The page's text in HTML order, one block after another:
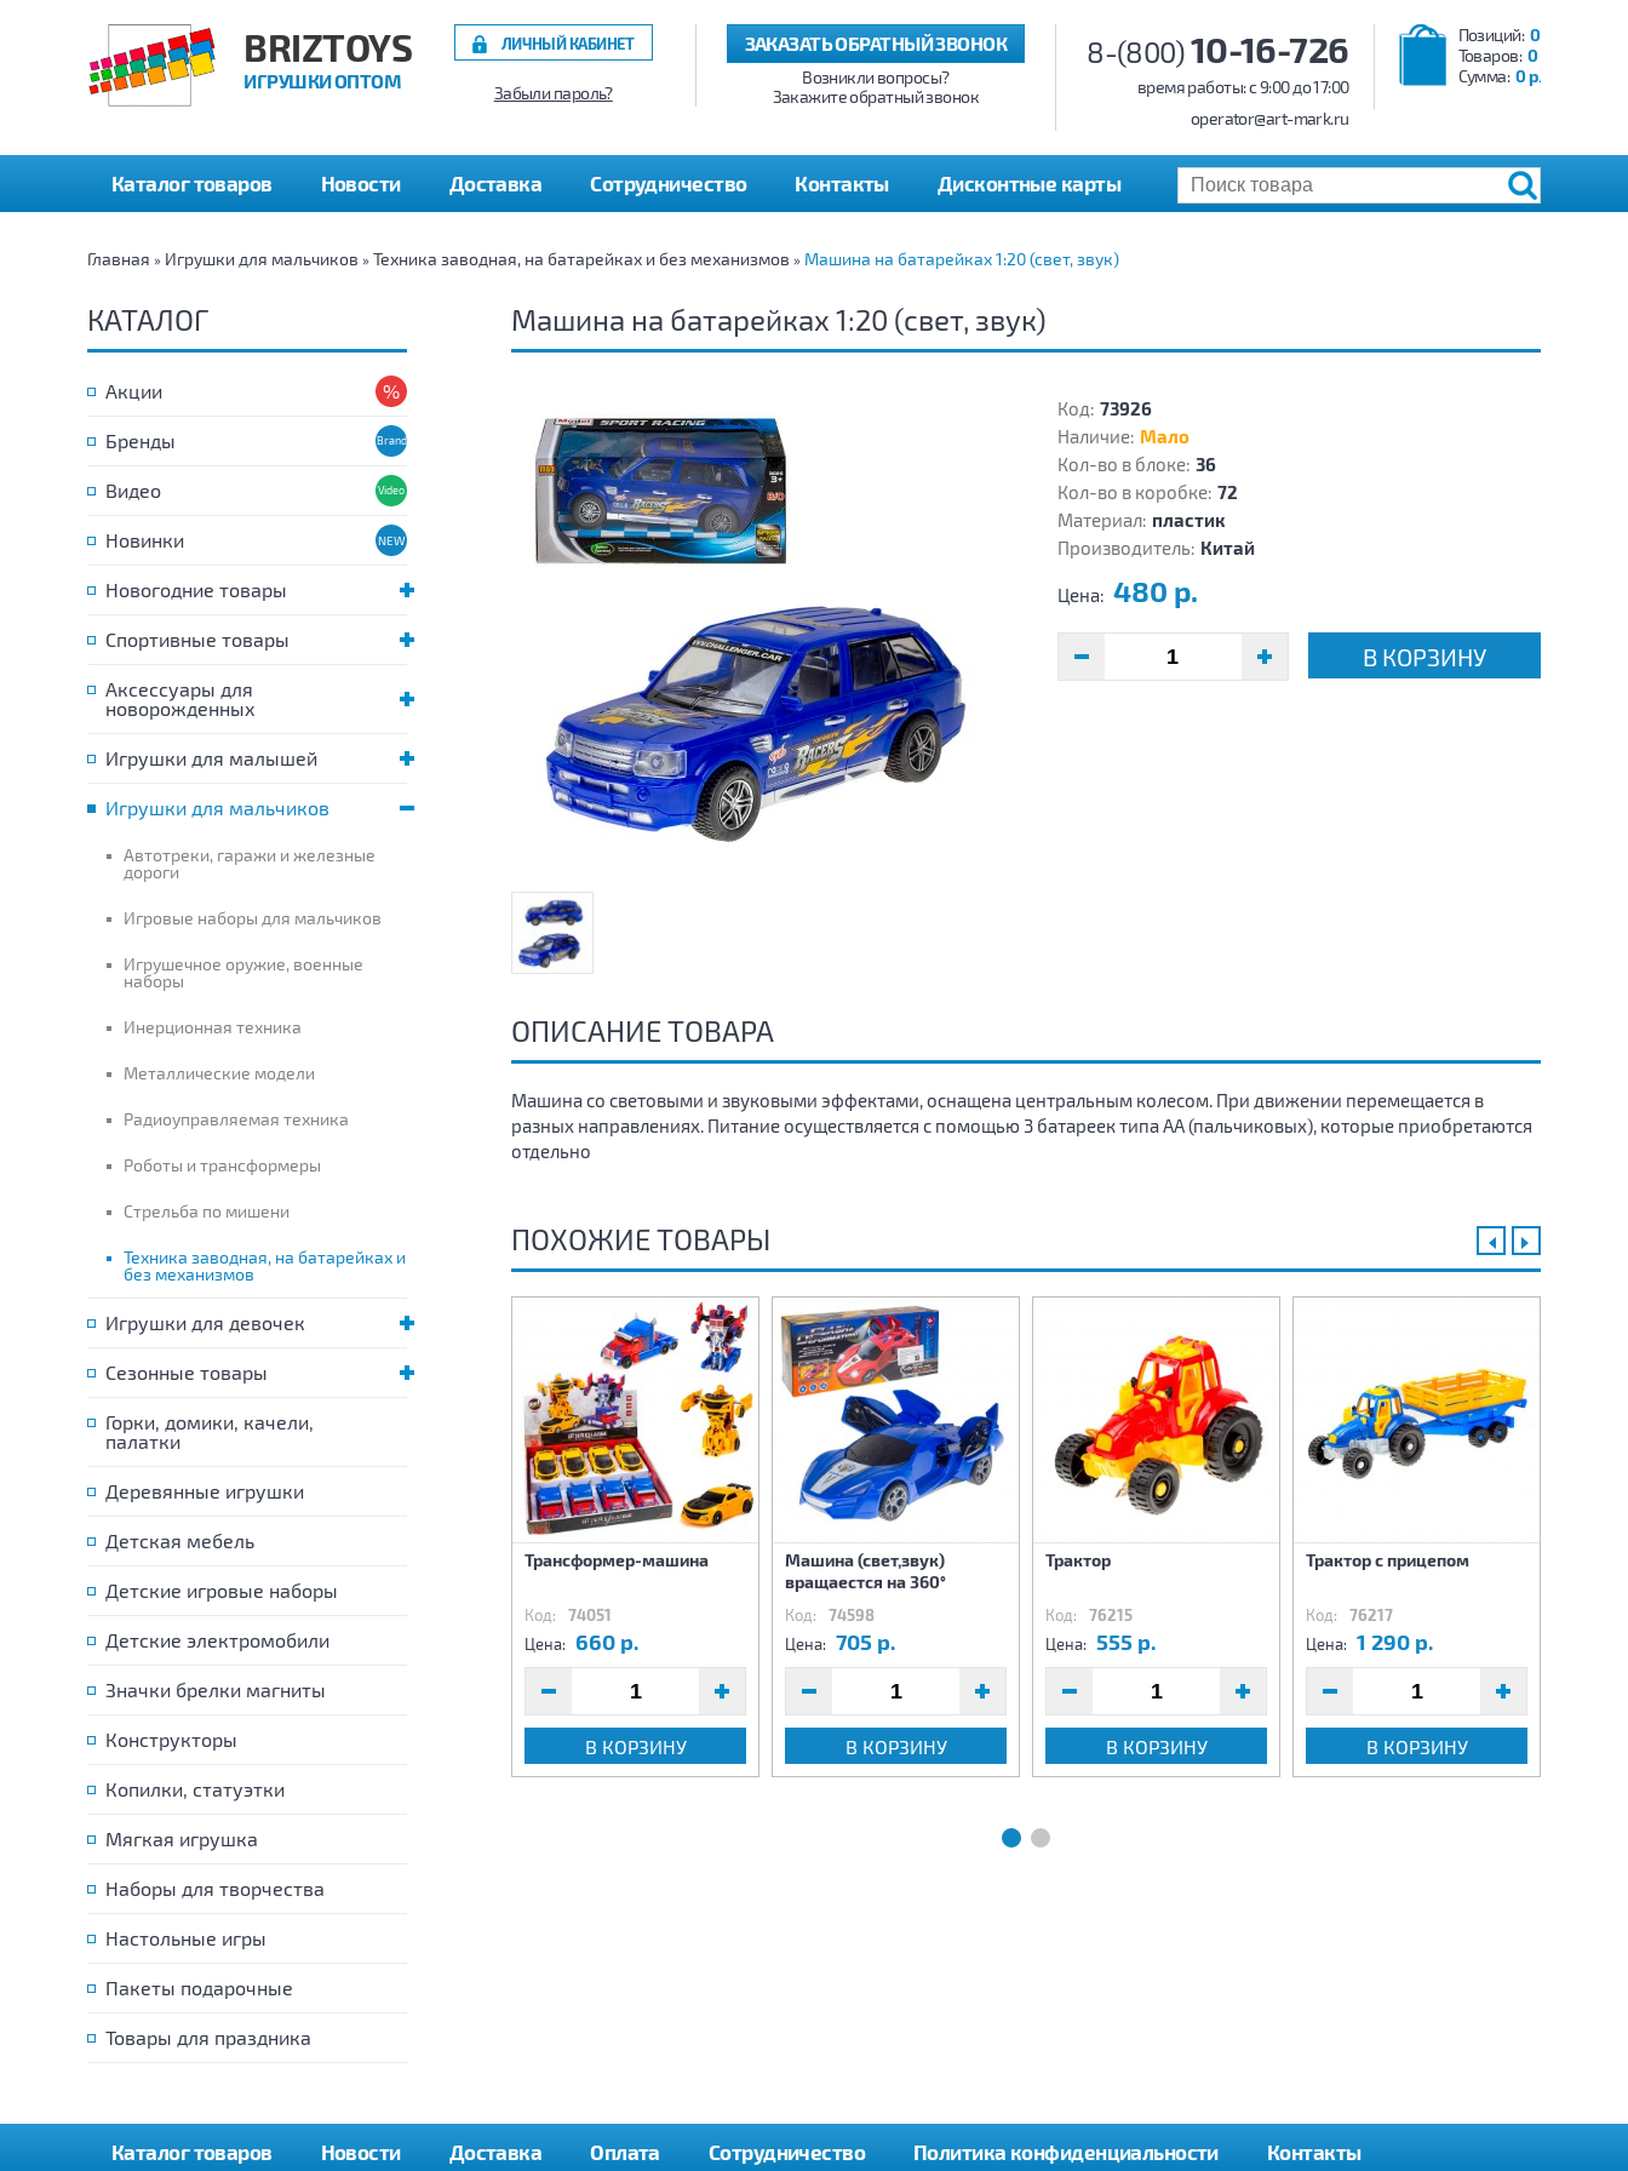
BRIZTOYS
ИГРУШКИ ОПТОМ
Позиций: 0
Товаров: 0
Сумма: 0 р.
8-(800)10-16-726
время работы: c 9:00 до 17:00
operator@art-mark.ru
ЗАКАЗАТЬ ОБРАТНЫЙ ЗВОНОК
Возникли вопросы?
Закажите обратный звонок
ЛИЧНЫЙ КАБИНЕТ
Забыли пароль?
Каталог товаров Новости Доставка Сотрудничество Контакты Дисконтные карты
Главная » Игрушки для мальчиков » Техника заводная, на батарейках и без механизмов » Машина на батарейках 1:20 (свет, звук)
КАТАЛОГ
Акции
Бренды
Видео
Новинки
Новогодние товары
Спортивные товары
Аксессуары для
новорожденных
Игрушки для малышей
Игрушки для мальчиков
Автотреки, гаражи и железные
дороги
Игровые наборы для мальчиков
Игрушечное оружие, военные
наборы
Инерционная техника
Металлические модели
Радиоуправляемая техника
Роботы и трансформеры
Стрельба по мишени
Техника заводная, на батарейках и
без механизмов
Игрушки для девочек
Сезонные товары
Горки, домики, качели,
палатки
Деревянные игрушки
Детская мебель
Детские игровые наборы
Детские электромобили
Значки брелки магниты
Конструкторы
Копилки, статуэтки
Мягкая игрушка
Наборы для творчества
Настольные игры
Пакеты подарочные
Товары для праздника
Машина на батарейках 1:20 (свет, звук)
Код: 73926
Наличие: Мало
Кол-во в блоке: 36
Кол-во в коробке: 72
Материал: пластик
Производитель: Китай
Цена: 480 р.
В КОРЗИНУ
ОПИСАНИЕ ТОВАРА
Машина со световыми и звуковыми эффектами, оснащена центральным колесом. При движении перемещается в
разных направлениях. Питание осуществляется с помощью 3 батареек типа АА (пальчиковых), которые приобретаются
отдельно
ПОХОЖИЕ ТОВАРЫ
поддержки танков "Закат"
325 р.
В КОРЗИНУ
(свет,звук) 22х7,5х9 см
Цена: 785 р.
Трансформер-машина
Код: 74051
Цена: 660 р.
В КОРЗИНУ
Машина (свет,звук)
вращаестся на 360°
Код: 74598
Цена: 705 р.
В КОРЗИНУ
Трактор
Код: 76215
Цена: 555 р.
В КОРЗИНУ
Трактор с прицепом
Код: 76217
Цена: 1 290 р.
В КОРЗИНУ
Каталог товаров Новости Доставка Оплата Сотрудничество Политика конфиденциальности Контакты